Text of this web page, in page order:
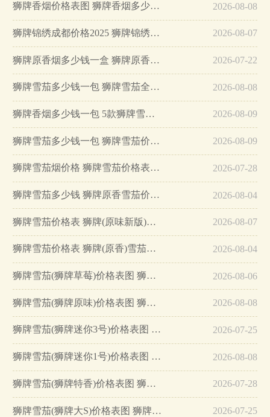
狮牌香烟价格表图 狮牌香烟多少钱一盒… 2026-08-08
狮牌锦绣成都价格2025 狮牌锦绣成都烟多少钱一包… 2026-08-07
狮牌原香烟多少钱一盒 狮牌原香价格表图… 2026-07-22
狮牌雪茄多少钱一包 狮牌雪茄全部品种价格… 2026-08-08
狮牌香烟多少钱一包 5款狮牌雪茄烟价格表… 2026-08-09
狮牌雪茄多少钱一包 狮牌雪茄价格及种类介绍… 2026-08-09
狮牌雪茄烟价格 狮牌雪茄价格表图大全… 2026-07-28
狮牌雪茄多少钱 狮牌原香雪茄价格及参数… 2026-08-04
狮牌雪茄价格表 狮牌(原味新版)雪茄型香烟价格10元/包… 2026-08-07
狮牌雪茄价格表 狮牌(原香)雪茄型香烟价格10元/包… 2026-08-04
狮牌雪茄(狮牌草莓)价格表图 狮牌草莓雪茄多少钱… 2026-08-06
狮牌雪茄(狮牌原味)价格表图 狮牌雪茄原味多少钱… 2026-08-08
狮牌雪茄(狮牌迷你3号)价格表图 狮牌迷你3号价格多少… 2026-07-25
狮牌雪茄(狮牌迷你1号)价格表图 狮牌雪茄迷你1号多少钱… 2026-08-08
狮牌雪茄(狮牌特香)价格表图 狮牌特香多少钱一盒… 2026-07-28
狮牌雪茄(狮牌大S)价格表图 狮牌雪茄大S多少钱… 2026-07-25